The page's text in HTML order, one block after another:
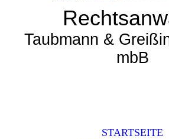
Taubmann &
mbB
STARTSEITE